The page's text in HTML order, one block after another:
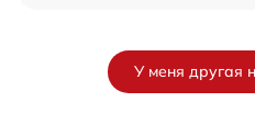
У меня другая